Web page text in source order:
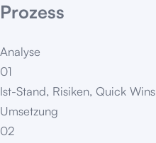
Prozess
Analyse
01
Ist-Stand, Risiken, Quick
Umsetzung
02